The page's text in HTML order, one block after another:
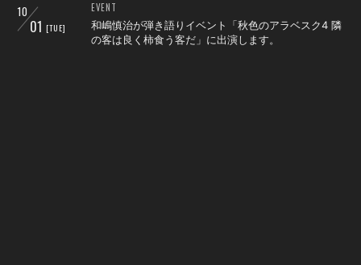
10
01 [TUE]
EVENT
和嶋慎治が弾き語りイベント「秋色のアラベスク4 隣
の客は良く柿食う客だ」に出演します。